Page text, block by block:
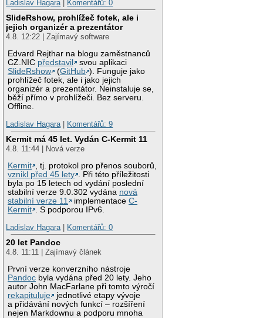
Ladislav Hagara | Komentářů: 0
SlideRshow, prohlížeč fotek, ale i
jejich organizér a prezentátor
4.8. 12:22 | Zajímavý software
Edvard Rejthar na blogu zaměstnanců
CZ.NIC představil
svou aplikaci
SlideRshow
(GitHub ). Funguje jako
prohlížeč fotek, ale i jako jejich
organizér a prezentátor. Neinstaluje se,
běží přímo v prohlížeči. Bez serveru.
Offline.
Ladislav Hagara | Komentářů: 9
Kermit má 45 let. Vydán C-Kermit 11
4.8. 11:44 | Nová verze
Kermit , tj. protokol pro přenos souborů,
vznikl před 45 lety . Při této příležitosti
byla po 15 letech od vydání poslední
stabilní verze 9.0.302 vydána nová
stabilní verze 11
implementaceC-
Kermit . S podporou IPv6.
Ladislav Hagara | Komentářů: 0
20 let Pandoc
4.8. 11:11 | Zajímavý článek
První verze konverzního nástroje
Pandoc byla vydána před 20 lety. Jeho
autor John MacFarlane při tomto výročí
rekapituluje
jednotlivé etapy vývoje
a přidávání nových funkcí – rozšíření
nejen Markdownu a podporu mnoha